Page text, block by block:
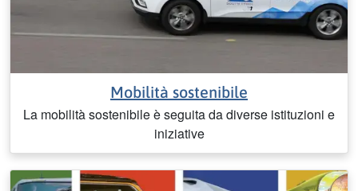
Mobilità sostenibile
La mobilità sostenibile è seguita da diverse istituzioni e
iniziative